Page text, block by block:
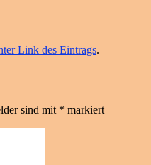
Link des Eintrags.
sind mit * markiert